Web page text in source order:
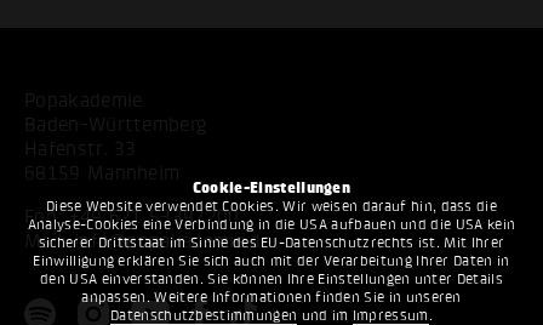
Cookie-Einstellungen
Diese Website verwendet Cookies. Wir weisen darauf hin, dass die
Analyse-Cookies eine Verbindung in die USA aufbauen und die USA kein
sicherer Drittstaat im Sinne des EU-Datenschutzrechts ist. Mit Ihrer
Einwilligung erklären Sie sich auch mit der Verarbeitung Ihrer Daten in
den USA einverstanden. Sie können Ihre Einstellungen unter Details
anpassen. Weitere Informationen finden Sie in unseren
Datenschutzbestimmungen und im Impressum .
Popakademie
Baden-Württemberg
Hafenstr. 33
68159 Mannheim
Fon:+49 621 53397200
Mail:info@popakademie.de